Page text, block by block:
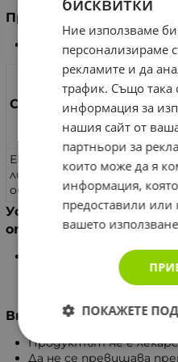
Предназначение
Подхранва
Съставки
Екстракт от зелен чай
лист) (Предоставя
общо Катехини и 35%
Условия за съхранение
опаковката
Да се съхранява на
оригиналната
Внимание
Продуктът не е
Да не се превишава
Ние използваме
персонализираме
рекламите и да
трафик. Също така
информация за
нашия сайт от
партньори за
които може да я
информация,
предоставили или
вашето
ПОКАЖЕТЕ